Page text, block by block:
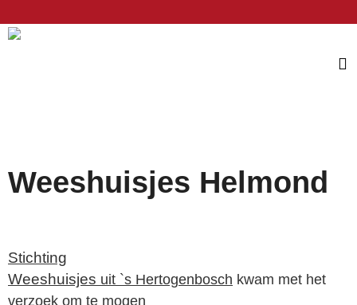
Weeshuisjes Helmond
Stichting
Weeshuisjes uit `s Hertogenbosch kwam met het
verzoek om te mogen